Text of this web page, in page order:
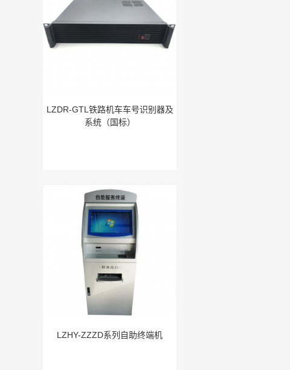
LZDR-GTL铁路机车车号识别器及
系统（国标）
LZHY-ZZZD系列自助终端机